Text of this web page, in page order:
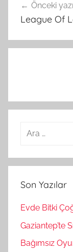
Yazı
gezinmesi
Önceki yazı
League Of
a
a
Son Yazılar
Evde Bitki
Gaziantep’te
Bağımsız